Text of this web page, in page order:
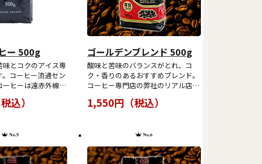
ー 500g
味とコクのアイス専
。コーヒー流通セン
ーヒーは遠赤外線に
さで飲みやすいア
にリピーターが出
あります。弊社の
は自信作です♪
込）
ゴールデンブレンド 500g
酸味と苦味のバランスがとれ、コ
ク・香りのあるおすすめブレンド。
コーヒー専門店の弊社のリアル店で
で召し上がっていただいてもおいし
の味わいがするその名の通り、『ゴ
ールデン』なブレンドです♪万人受
けする味ですが、どちらかと言うと
1,550円（税込）